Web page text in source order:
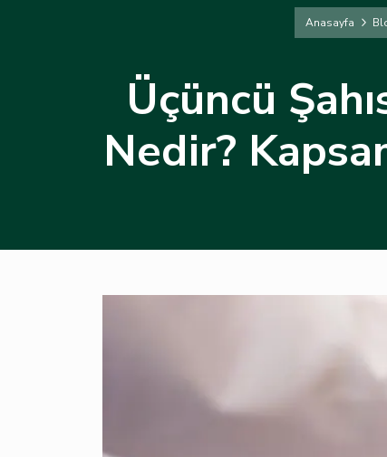
Anasayfa
Üçüncü
Nedir?